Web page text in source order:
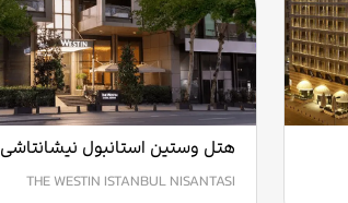
هتل وستین استانبول نیشانتاشی
THE WESTIN ISTANBUL NISANTASI